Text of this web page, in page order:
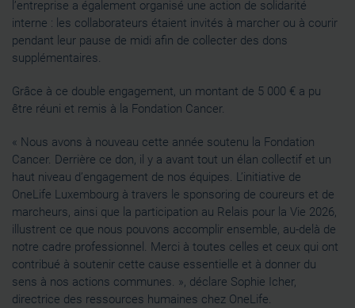
l’entreprise a également organisé une action de solidarité
interne : les collaborateurs étaient invités à marcher ou à courir
pendant leur pause de midi afin de collecter des dons
supplémentaires.
Grâce à ce double engagement, un montant de 5 000 € a pu
être réuni et remis à la Fondation Cancer.
« Nous avons à nouveau cette année soutenu la Fondation
Cancer. Derrière ce don, il y a avant tout un élan collectif et un
haut niveau d’engagement de nos équipes. L’initiative de
OneLife Luxembourg à travers le sponsoring de coureurs et de
marcheurs, ainsi que la participation au Relais pour la Vie 2026,
illustrent ce que nous pouvons accomplir ensemble, au-delà de
notre cadre professionnel. Merci à toutes celles et ceux qui ont
contribué à soutenir cette cause essentielle et à donner du
sens à nos actions communes. », déclare Sophie Icher,
directrice des ressources humaines chez OneLife.